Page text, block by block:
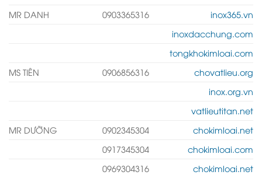
MR DANH
0903365316
inox365.vn
inoxdacchung.com
tongkhokimloai.com
MS TIÊN
0906856316
chovatlieu.org
inox.org.vn
vatlieutitan.net
MR DƯỠNG
0902345304
chokimloai.net
0917345304
chokimloai.com
0969304316
chokimloai.net